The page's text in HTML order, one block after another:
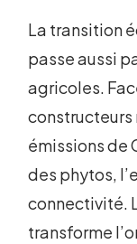
La transition
passe aussi
agricoles.
constructeurs
émissions de
des phytos,
connectivité.
transforme